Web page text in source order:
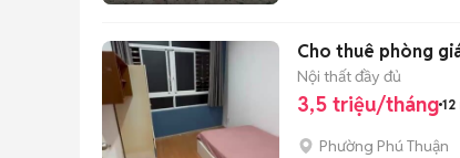
Cho thuê phòng
Nội thất đầy đủ
3,5 triệu/tháng 12
Phường Phú Thuận